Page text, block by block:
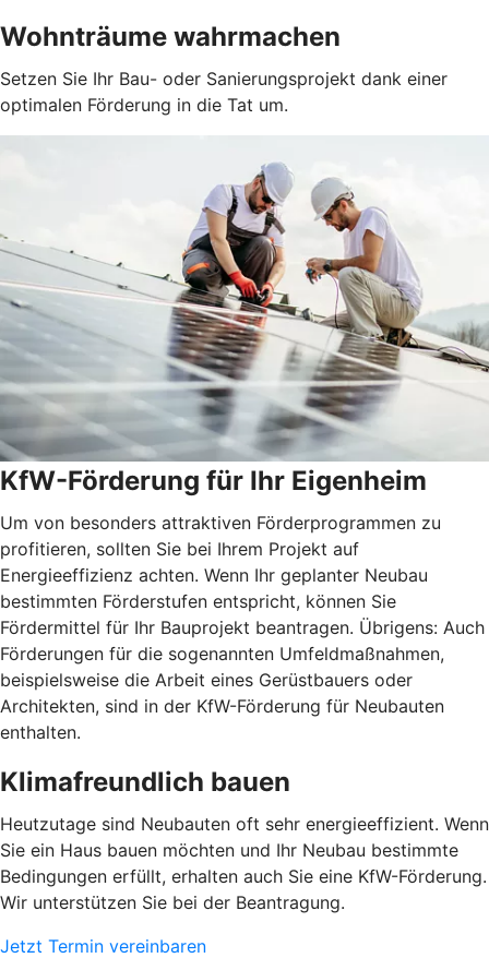
Wohnträume wahrmachen
Setzen Sie Ihr Bau- oder Sanierungsprojekt dank einer
optimalen Förderung in die Tat um.
KfW-Förderung für Ihr Eigenheim
Um von besonders attraktiven Förderprogrammen zu
profitieren, sollten Sie bei Ihrem Projekt auf
Energieeffizienz achten. Wenn Ihr geplanter Neubau
bestimmten Förderstufen entspricht, können Sie
Fördermittel für Ihr Bauprojekt beantragen. Übrigens: Auch
Förderungen für die sogenannten Umfeldmaßnahmen,
beispielsweise die Arbeit eines Gerüstbauers oder
Architekten, sind in der KfW-Förderung für Neubauten
enthalten.
Klimafreundlich bauen
Heutzutage sind Neubauten oft sehr energieeffizient. Wenn
Sie ein Haus bauen möchten und Ihr Neubau bestimmte
Bedingungen erfüllt, erhalten auch Sie eine KfW-Förderung.
Wir unterstützen Sie bei der Beantragung.
Jetzt Termin vereinbaren